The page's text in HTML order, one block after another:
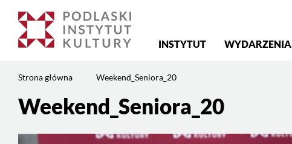
stronie:
Weekend_Seniora_20
główne
INSTYTUT WYDARZENIA
Strona główna Weekend_Seniora_20
Treść
stronyWeekend_Seniora_20